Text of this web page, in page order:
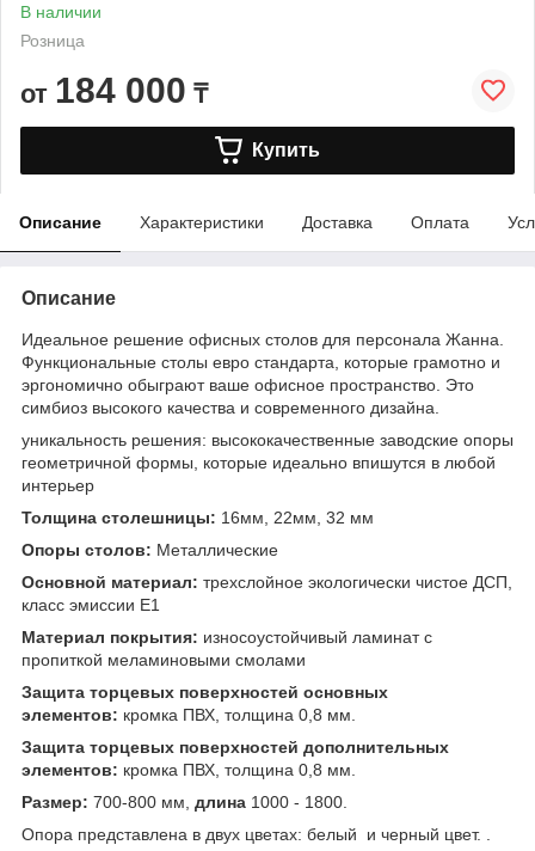
В наличии
Розница
от 184 000 ₸
Купить
Описание Характеристики Доставка Оплата
Описание
Идеальное решение офисных столов для персонала Жанна.
Функциональные столы евро стандарта, которые грамотно и
эргономично обыграют ваше офисное пространство. Это
симбиоз высокого качества и современного дизайна.
уникальность решения: высококачественные заводские опоры
геометричной формы, которые идеально впишутся в любой
интерьер
Толщина столешницы: 16мм, 22мм, 32 мм
Опоры столов: Металлические
Основной материал: трехслойное экологически чистое ДСП,
класс эмиссии Е1
Материал покрытия: износоустойчивый ламинат с
пропиткой меламиновыми смолами
Защита торцевых поверхностей основных
элементов: кромка ПВХ, толщина 0,8 мм.
Защита торцевых поверхностей дополнительных
элементов: кромка ПВХ, толщина 0,8 мм.
Размер: 700-800 мм, длина 1000 - 1800.
Опора представлена в двух цветах: белый и черный цвет. .